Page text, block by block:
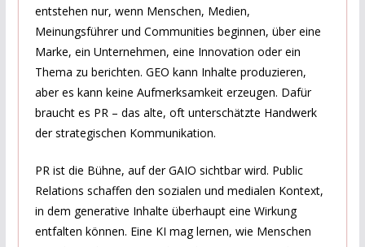
entstehen nur, wenn Menschen, Medien,
Meinungsführer und Communities beginnen, über eine
Marke, ein Unternehmen, eine Innovation oder ein
Thema zu berichten. GEO kann Inhalte produzieren,
aber es kann keine Aufmerksamkeit erzeugen. Dafür
braucht es PR – das alte, oft unterschätzte Handwerk
der strategischen Kommunikation.
PR ist die Bühne, auf der GAIO sichtbar wird. Public
Relations schaffen den sozialen und medialen Kontext,
in dem generative Inhalte überhaupt eine Wirkung
entfalten können. Eine KI mag lernen, wie Menschen